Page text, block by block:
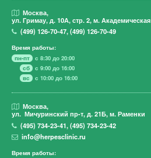
Москва,
ул. Гримау, д. 10А, стр. 2, м. Академическая
(499)126-70-47,(499)126-70-49
Время работы:
пн-пт
с 8:30 до 20:00
сб
с 9:00 до 16:00
вс
с 10:00 до 16:00
Москва,
ул. Мичуринский пр-т,д. 21Б, м. Раменки
(495)734-23-41,(495)734-23-42
info@herpesclinic.ru
Время работы: